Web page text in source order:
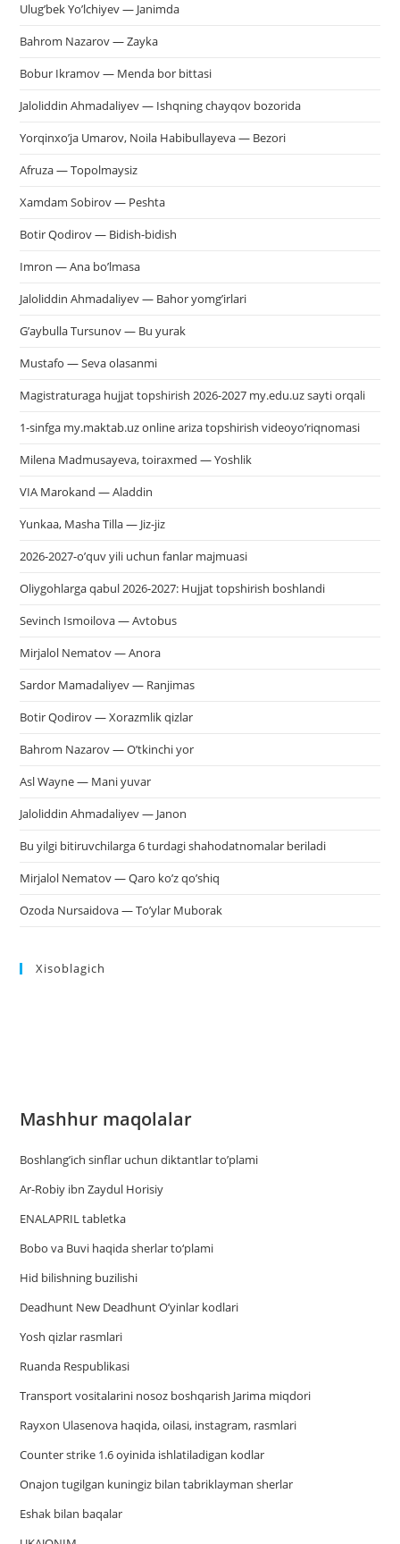
Ulug’bek Yo’lchiyev — Janimda
Bahrom Nazarov — Zayka
Bobur Ikramov — Menda bor bittasi
Jaloliddin Ahmadaliyev — Ishqning chayqov bozorida
Yorqinxo’ja Umarov, Noila Habibullayeva — Bezori
Afruza — Topolmaysiz
Xamdam Sobirov — Peshta
Botir Qodirov — Bidish-bidish
Imron — Ana bo’lmasa
Jaloliddin Ahmadaliyev — Bahor yomg’irlari
G’aybulla Tursunov — Bu yurak
Mustafo — Seva olasanmi
Magistraturaga hujjat topshirish 2026-2027 my.edu.uz sayti orqali
1-sinfga my.maktab.uz online ariza topshirish videoyo’riqnomasi
Milena Madmusayeva, toiraxmed — Yoshlik
VIA Marokand — Aladdin
Yunkaa, Masha Tilla — Jiz-jiz
2026-2027-o’quv yili uchun fanlar majmuasi
Oliygohlarga qabul 2026-2027: Hujjat topshirish boshlandi
Sevinch Ismoilova — Avtobus
Mirjalol Nematov — Anora
Sardor Mamadaliyev — Ranjimas
Botir Qodirov — Xorazmlik qizlar
Bahrom Nazarov — O’tkinchi yor
Asl Wayne — Mani yuvar
Jaloliddin Ahmadaliyev — Janon
Bu yilgi bitiruvchilarga 6 turdagi shahodatnomalar beriladi
Mirjalol Nematov — Qaro ko’z qo’shiq
Ozoda Nursaidova — To’ylar Muborak
Xisoblagich
Mashhur maqolalar
Boshlang’ich sinflar uchun diktantlar to’plami
Ar-Robiy ibn Zaydul Horisiy
ENALAPRIL tabletka
Bobo va Buvi haqida sherlar to‘plami
Hid bilishning buzilishi
Deadhunt New Deadhunt O’yinlar kodlari
Yosh qizlar rasmlari
Ruanda Respublikasi
Trаnsport vositаlаrini nosoz boshqаrish Jаrimа miqdori
Rayxon Ulasenova haqida, oilasi, instagram, rasmlari
Counter strike 1.6 oyinida ishlatiladigan kodlar
Onajon tugilgan kuningiz bilan tabriklayman sherlar
Eshak bilan baqalar